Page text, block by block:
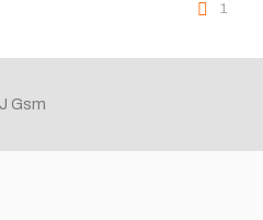
1
Gsm